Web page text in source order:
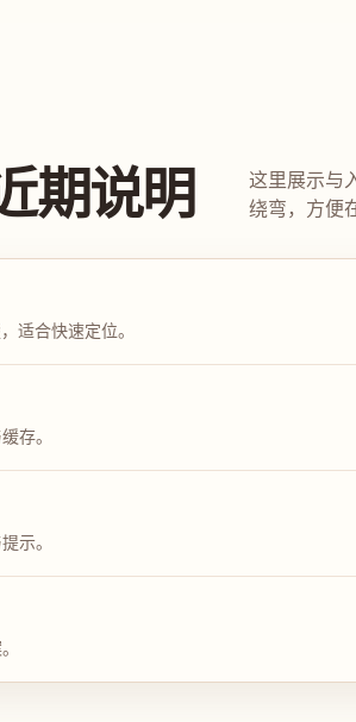
期说明
这里展示与
绕弯，方便
适合快速定位。
存。
示。